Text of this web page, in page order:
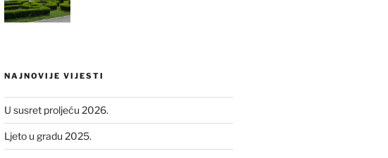
NAJNOVIJE VIJESTI
U susret proljeću 2026.
Ljeto u gradu 2025.